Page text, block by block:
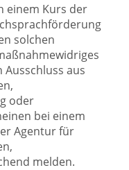
einem Kurs der
solchen
aus
oder
bei einem
Agentur für
melden.